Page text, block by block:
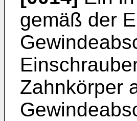
gemäß der
Zahnkörper